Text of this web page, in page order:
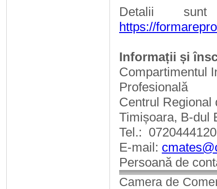
Detalii
https://
Informații și
Compartimentul
Profesională
Centrul Regional
Timișoara, B-dul
Tel.: 0720444120
E-mail:
Persoană de
Camera de